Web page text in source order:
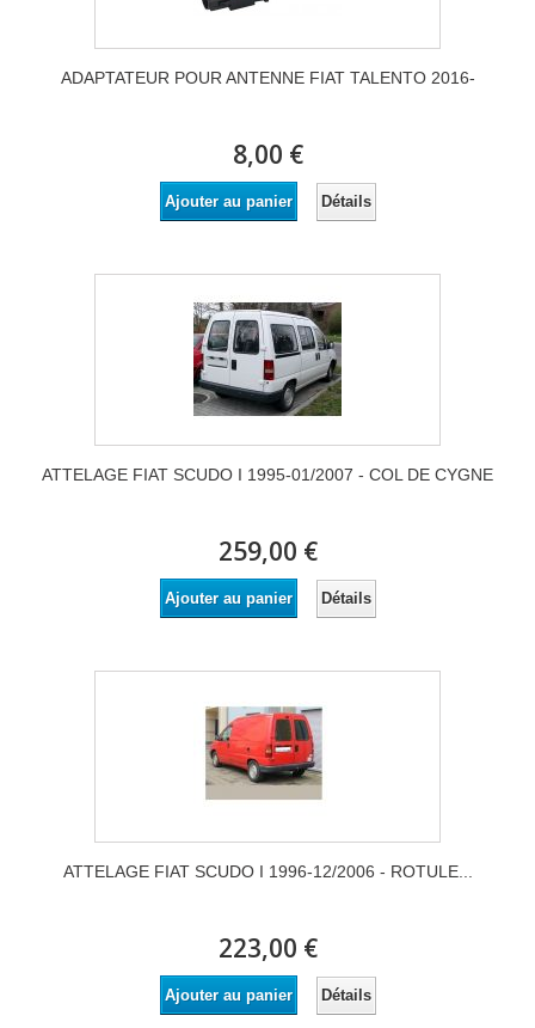
ADAPTATEUR POUR ANTENNE FIAT TALENTO 2016-
8,00 €
Ajouter au panier Détails
ATTELAGE FIAT SCUDO I 1995-01/2007 - COL DE CYGNE
259,00 €
Ajouter au panier Détails
ATTELAGE FIAT SCUDO I 1996-12/2006 - ROTULE...
223,00 €
Ajouter au panier Détails